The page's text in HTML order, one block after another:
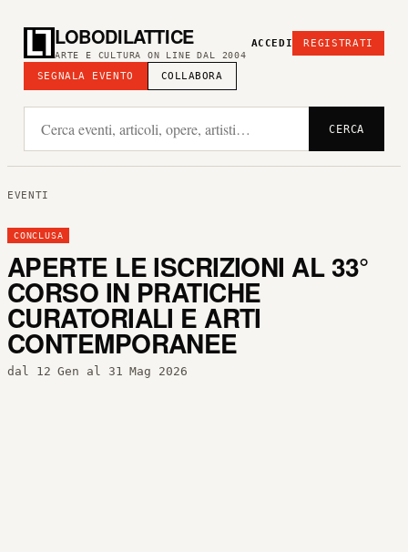
LOBODILATTICE
ARTE E CULTURA ON LINE DAL 2004
SEGNALA EVENTO COLLABORA
ACCEDI REGISTRATI
CERCA
EVENTI
CONCLUSA
APERTE LE ISCRIZIONI AL 33°
CORSO IN PRATICHE
CURATORIALI E ARTI
CONTEMPORANEE
dal 12 Gen al 31 Mag 2026